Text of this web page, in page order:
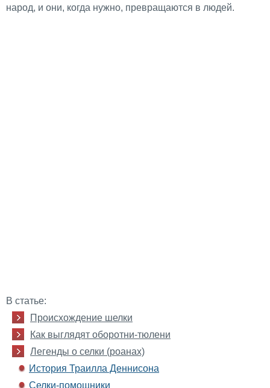
народ, и они, когда нужно, превращаются в людей.
В статье:
Происхождение шелки
Как выглядят оборотни-тюлени
Легенды о селки (роанах)
История Траилла Деннисона
Селки-помощники